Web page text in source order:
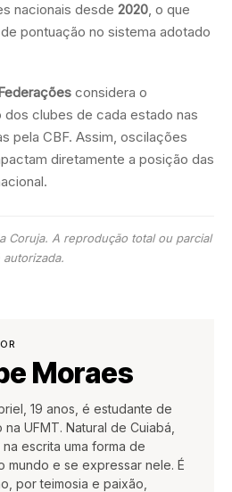
nacionais desde 2020 , o que
pontuação no sistema adotado
considera o
clubes de cada estado nas
pela CBF. Assim, oscilações
diretamente a posição das
Coruja. A reprodução total ou parcial
Moraes
19 anos, é estudante de
na UFMT. Natural de Cuiabá,
escrita uma forma de
mundo e se expressar nele. É
por teimosia e paixão,